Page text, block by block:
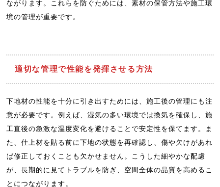
ながります。これらを防ぐためには、素材の保管方法や施工環
境の管理が重要です。
適切な管理で性能を発揮させる方法
下地材の性能を十分に引き出すためには、施工後の管理にも注
意が必要です。例えば、湿気の多い環境では換気を確保し、施
工直後の急激な温度変化を避けることで安定性を保てます。ま
た、仕上材を貼る前に下地の状態を再確認し、傷や欠けがあれ
ば修正しておくことも欠かせません。こうした細やかな配慮
が、長期的に見てトラブルを防ぎ、空間全体の品質を高めるこ
とにつながります。